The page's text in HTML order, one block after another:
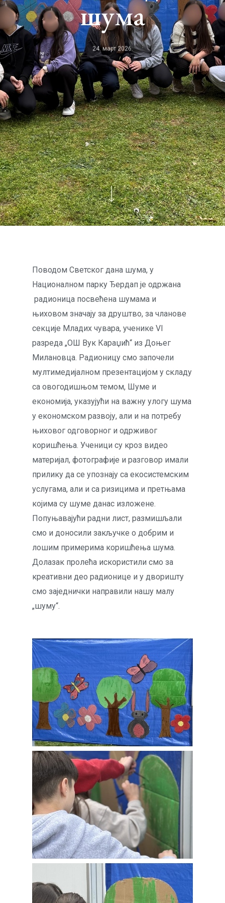
шума
24. март 2026.
Поводом Светског дана шума, у
Националном парку Ђердап је одржана
радионица посвећена шумама и
њиховом значају за друштво, за чланове
секције Младих чувара, ученике VI
разреда „ОШ Вук Караџић“ из Доњег
Милановца. Радионицу смо започели
мултимедијалном презентацијом у складу
са овогодишњом темом, Шуме и
економија, указујући на важну улогу шума
у економском развоју, али и на потребу
њиховог одговорног и одрживог
коришћења. Ученици су кроз видео
материјал, фотографије и разговор имали
прилику да се упознају са екосистемским
услугама, али и са ризицима и претњама
којима су шуме данас изложене.
Попуњавајући радни лист, размишљали
смо и доносили закључке о добрим и
лошим примерима коришћења шума.
Долазак пролећа искористили смо за
креативни део радионице и у дворишту
смо заједнички направили нашу малу
„шуму“.